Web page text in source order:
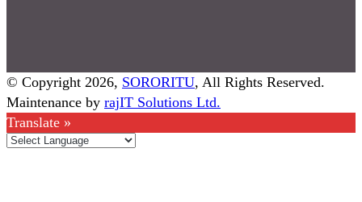
© Copyright 2026, SORORITU, All Rights Reserved.
Maintenance by rajIT Solutions Ltd.
Translate »